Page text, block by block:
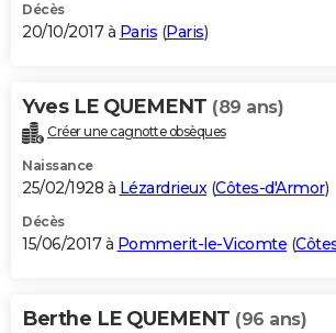
Décès
20/10/2017 à Paris (Paris)
Yves LE QUEMENT (89 ans)
Créer une cagnotte obsèques
Naissance
25/02/1928 à Lézardrieux(Côtes-d'Armor)
Décès
15/06/2017 à Pommerit-le-Vicomte (
Berthe LE QUEMENT (96 ans)